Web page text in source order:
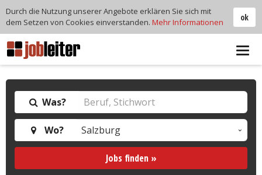
Was?
Wo?
Jobs finden »
ok
Durch die Nutzung unserer Angebote erklären Sie sich mit
dem Setzen von Cookies einverstanden. Mehr Informationen